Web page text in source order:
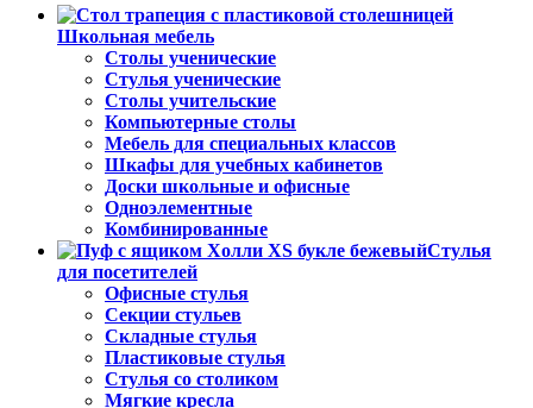
Школьная мебель
Столы ученические
Стулья ученические
Столы учительские
Компьютерные столы
Мебель для специальных классов
Шкафы для учебных кабинетов
Доски школьные и офисные
Одноэлементные
Комбинированные
Стулья
для посетителей
Офисные стулья
Секции стульев
Складные стулья
Пластиковые стулья
Стулья со столиком
Мягкие кресла